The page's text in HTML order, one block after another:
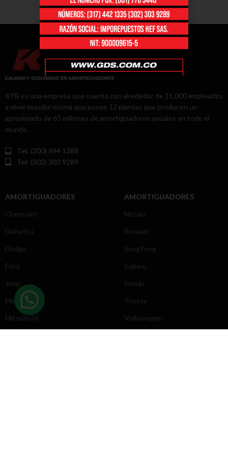
KYB es una empresa que cuenta con alrededor de 11,000 empleados
a nivel mundial misma que posee 12 plantas que producen un
aproximado de 65 millones de amortiguadores anuales en todo el
mundo.
Tel: (300) 694 1388
Tel: (302) 303 9289
AMORTIGUADORES
Chevrolet
Daihatsu
Dodge
Ford
Jeep
Mazda
Mitsubishi
AMORTIGUADORES
Nissan
Renault
SangYong
Subaru
Suzuki
Toyota
Volkswagen